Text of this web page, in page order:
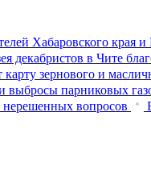
Хабаровского края
декабристов в Чите
зернового и
выбросы парниковых
вопросов